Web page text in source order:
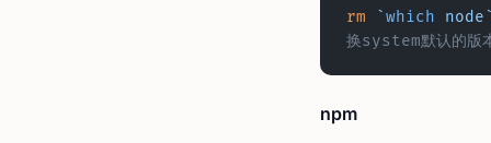
rm `which
换system默认的版
npm